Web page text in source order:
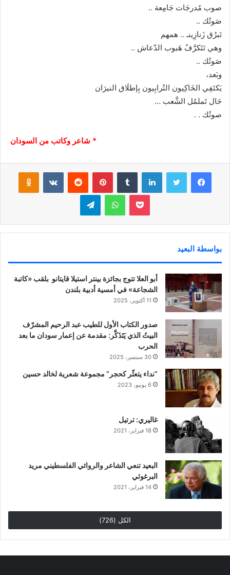
صوب مُدرجَات جَامِعة ..
صَوتُك ..
تَبرُق زَنازِينـ .. همهم
وهي تَتَكرَّفُ هَبوب الدّعاش ..
صَوتُك ..
وبَعد،
يَكتَفِي الخَاكِيون التُرابِيون بِإطلَاق النيرَان
حَال تَملمُل الشَّعب …
صوتُك . .
* شاعر وكاتب من السودان
فيسبوك لينكدإن بينتيريست
بوكيت واتساب تيلقرام
بواسطة البعيد
أبو العلا تتوج بجائزة بينتر استيلا قايتانو بلقب «كاتبة
الشجاعة» في أمسية أدبية بلندن
11 أكتوبر، 2025
صدور الكتاب الأول للطيب عبد الرحيم المشرّف
البيتُ الذي يَتَذَكَّر: مقدمة عن إعمار سودان ما بعد
الحرب
30 سبتمبر، 2025
“نداء يتعثّر كحجر” مجموعة شعرية لخالد حسين
6 يونيو، 2023
غاليري: ترتيل
18 فبراير، 2021
البعيد تنعي الشاعر والروائي الفلسطيني مريد
البرغوثي
14 فبراير، 2021
الكل (726)